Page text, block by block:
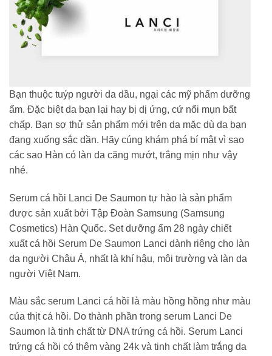
Bạn thuộc tuýp người da dầu, ngại các mỹ phẩm dưỡng
ẩm. Đặc biệt da bạn lại hay bị dị ứng, cứ nổi mụn bất
chấp. Bạn sợ thử sản phẩm mới trên da mặc dù da bạn
đang xuống sắc dần. Hãy cúng khám phá bí mật vì sao
các sao Hàn có làn da căng mướt, trắng mịn như vậy
nhé.
Serum cá hồi Lanci De Saumon tự hào là sản phẩm
được sản xuất bởi Tập Đoàn Samsung (Samsung
Cosmetics) Hàn Quốc. Set dưỡng ẩm 28 ngày chiết
xuất cá hồi Serum De Saumon Lanci dành riêng cho làn
da người Châu Á, nhất là khí hậu, môi trường và làn da
người Việt Nam.
Màu sắc serum Lanci cá hồi là màu hồng hồng như màu
của thịt cá hồi. Do thành phần trong serum Lanci De
Saumon là tinh chất từ DNA trứng cá hồi. Serum Lanci
trứng cá hồi có thêm vàng 24k và tinh chất làm trắng da